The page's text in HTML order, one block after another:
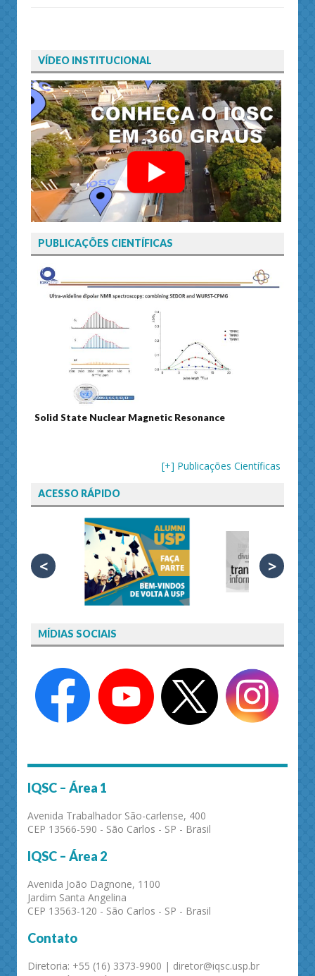
VÍDEO INSTITUCIONAL
PUBLICAÇÕES CIENTÍFICAS
Solid State Nuclear Magnetic Resonance
[+] Publicações Científicas
ACESSO RÁPIDO
< >
MÍDIAS SOCIAIS
IQSC – Área 1
Avenida Trabalhador São-carlense, 400
CEP 13566-590 - São Carlos - SP - Brasil
IQSC – Área 2
Avenida João Dagnone, 1100
Jardim Santa Angelina
CEP 13563-120 - São Carlos - SP - Brasil
Contato
Diretoria: +55 (16) 3373-9900 | diretor@iqsc.usp.br